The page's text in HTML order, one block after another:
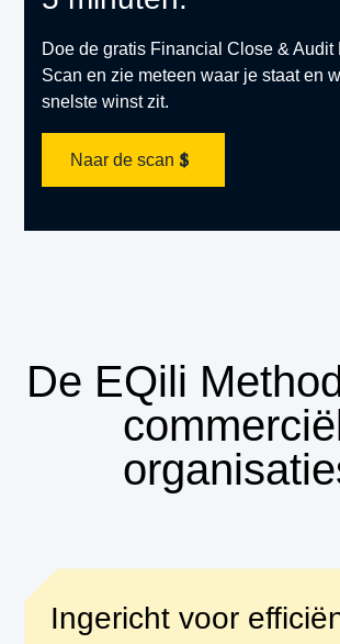
Doe de gratis Financial Close & Audit
Scan en zie meteen waar je staat en
snelste winst zit.
Naar de scan
De EQili
Ingericht voor